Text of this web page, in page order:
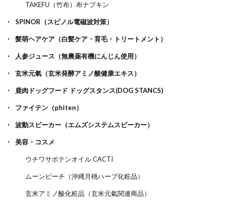
TAKEFU（竹布）布ナプキン
SPINOR（スピノル電磁波対策）
髪萌ヘアケア（白髪ケア・育毛・トリートメント）
人参ジュース（無農薬有機にんじん使用）
玄米元氣（玄米発酵アミノ酸健康エキス）
鹿肉ドッグフード ドッグスタンス(DOG STANCS)
ファイテン（phiten）
波動スピーカー（エムズシステムスピーカー）
美容・コスメ
ウチワサボテンオイル CACTI
ムーンピーチ（沖縄月桃ハーブ化粧品）
玄米アミノ酸化粧品（玄米元氣関連商品）